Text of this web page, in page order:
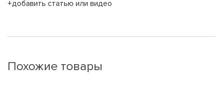
+добавить статью или видео
Похожие товары